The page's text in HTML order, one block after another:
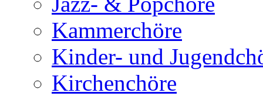
Kammerchöre
Kinder- und
Kirchenchöre